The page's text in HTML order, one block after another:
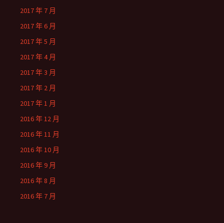
2017 年 7 月
2017 年 6 月
2017 年 5 月
2017 年 4 月
2017 年 3 月
2017 年 2 月
2017 年 1 月
2016 年 12 月
2016 年 11 月
2016 年 10 月
2016 年 9 月
2016 年 8 月
2016 年 7 月